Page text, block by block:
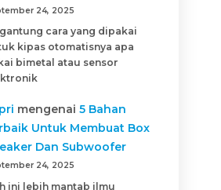
24, 2025
cara yang dipakai
kipas otomatisnya apa
bimetal atau sensor
mengenai5 Bahan
Untuk Membuat Box
Dan Subwoofer
24, 2025
ini lebih mantab ilmu